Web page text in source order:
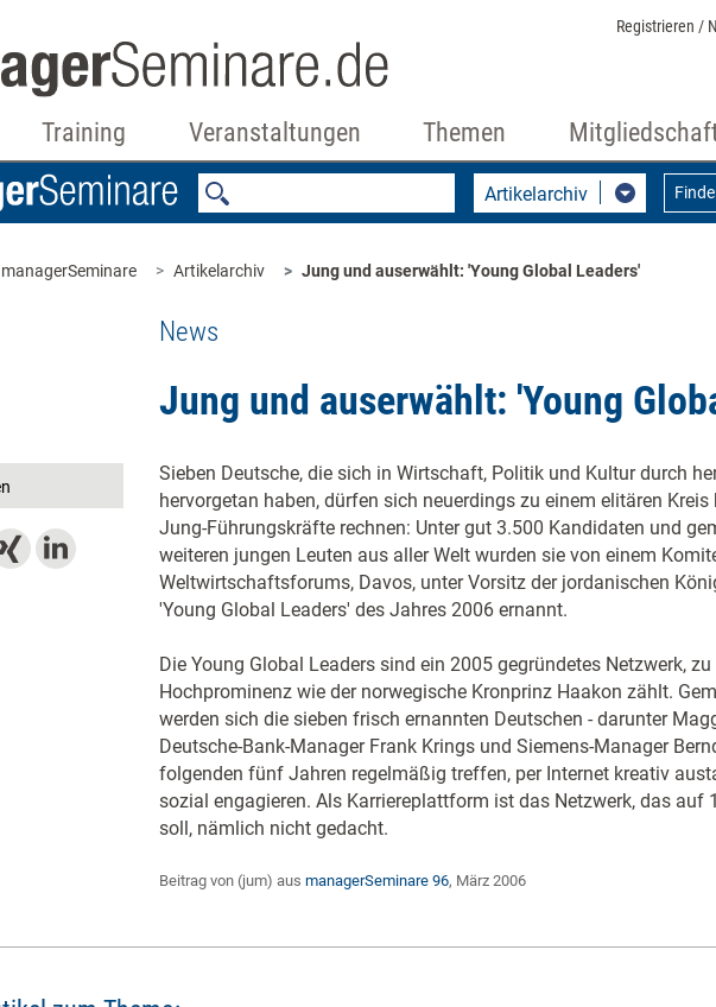
Registrieren /
Training Veranstaltungen Themen
Artikelarchiv
managerSeminare Artikelarchiv Jung und auserwählt: 'Young Global Leaders'
News
Jung und auserwählt: 'Young
Sieben Deutsche, die sich in Wirtschaft, Politik und Kultur durch
hervorgetan haben, dürfen sich neuerdings zu einem elitären
Jung-Führungskräfte rechnen: Unter gut 3.500 Kandidaten und
weiteren jungen Leuten aus aller Welt wurden sie von einem
Weltwirtschaftsforums, Davos, unter Vorsitz der jordanischen
'Young Global Leaders' des Jahres 2006 ernannt.
Die Young Global Leaders sind ein 2005 gegründetes Netzwerk,
Hochprominenz wie der norwegische Kronprinz Haakon zählt.
werden sich die sieben frisch ernannten Deutschen - darunter
Deutsche-Bank-Manager Frank Krings und Siemens-Manager
folgenden fünf Jahren regelmäßig treffen, per Internet kreativ
sozial engagieren. Als Karriereplattform ist das Netzwerk, das auf
soll, nämlich nicht gedacht.
Beitrag von (jum) aus managerSeminare 96, März 2006